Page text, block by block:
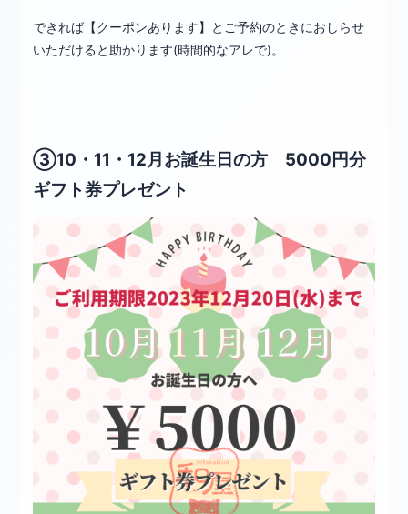
できれば【クーポンあります】とご予約のときにおしらせ
いただけると助かります(時間的なアレで)。
③10・11・12月お誕生日の方 5000円分
ギフト券プレゼント